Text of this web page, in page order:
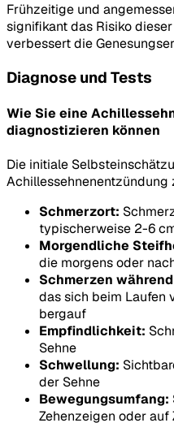
Frühzeitige und
signifikant das Risiko
verbessert die
Diagnose und Tests
Wie Sie eine
diagnostizieren können
Die initiale
Achillessehnenentzündung
Schmerzort:
typischerweise 2-6
Morgendliche
die morgens oder
Schmerzen
das sich beim Laufen
bergauf
Empfindlichkeit:
Sehne
Schwellung:
der Sehne
Bewegungsumfang:
Zehenzeigen oder auf